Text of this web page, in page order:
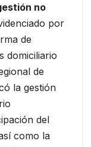
no
por
de
domiciliario
de
la gestión
del
como la